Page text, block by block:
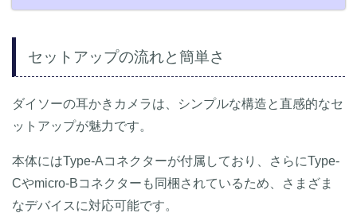
セットアップの流れと簡単さ
ダイソーの耳かきカメラは、シンプルな構造と直感的なセ
ットアップが魅力です。
本体にはType-Aコネクターが付属しており、さらにType-
Cやmicro-Bコネクターも同梱されているため、さまざま
なデバイスに対応可能です。